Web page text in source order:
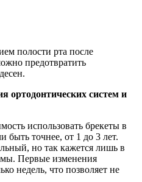
полости рта после
предотвратить
ортодонтических систем и
использовать брекеты в
быть точнее, от 1 до 3 лет.
но так кажется лишь в
Первые изменения
недель, что позволяет не